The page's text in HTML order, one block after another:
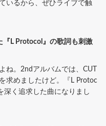
いるから、ぜひライブで触
L Protocol』の歌詞も刺激
ね。2ndアルバムでは、CUT
求めましたけど。『L Protoc
深く追求した曲になりまし